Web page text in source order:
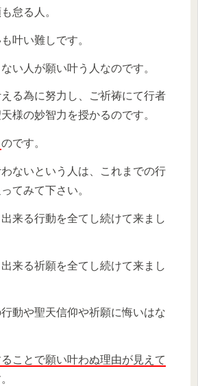
怠る人。
叶い難しです。
い人が願い叶う人なのです。
る為に努力し、ご祈祷にて行者
様の妙智力を授かるのです。
のです。
ないという人は、これまでの行
てみて下さい。
来る行動を全てし続けて来まし
来る祈願を全てし続けて来まし
動や聖天信仰や祈願に悔いはな
ことで願い叶わぬ理由が見えて